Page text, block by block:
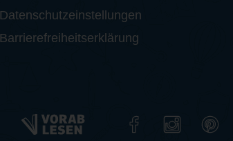
Datenschutzeinstellungen
Barrierefreiheitserklärung